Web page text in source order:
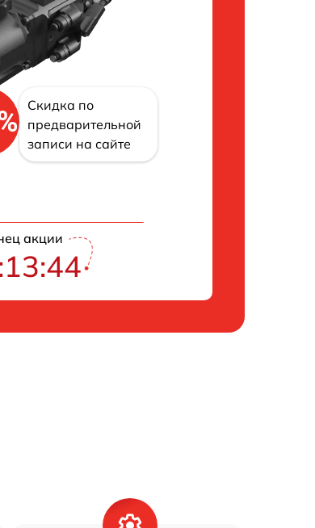
Скидка по
предварительной
записи на сайте
акции